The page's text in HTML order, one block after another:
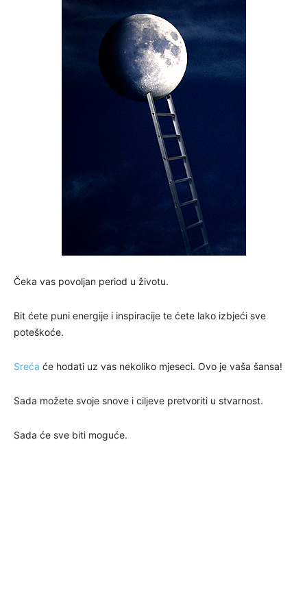
Čeka vas povoljan period u životu.
Bit ćete puni energije i inspiracije te ćete lako izbjeći sve
poteškoće.
Sreća će hodati uz vas nekoliko mjeseci. Ovo je vaša šansa!
Sada možete svoje snove i ciljeve pretvoriti u stvarnost.
Sada će sve biti moguće.